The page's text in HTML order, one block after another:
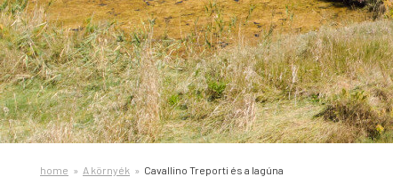
home A környék Cavallino Treporti és a lagúna